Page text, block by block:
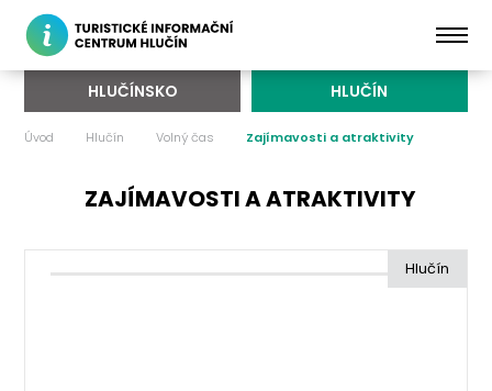
HLUČÍNSKO HLUČÍN
Úvod Hlučín Volný čas Zajímavosti a atraktivity
ZAJÍMAVOSTI A ATRAKTIVITY
Hlučín